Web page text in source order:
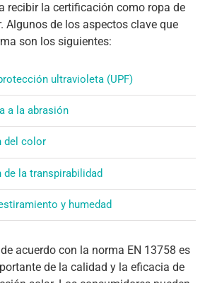
recibir la certificación como ropa de
Algunos de los aspectos clave que
son los siguientes:
ultravioleta (UPF)
a la abrasión
del color
de la transpirabilidad
y humedad
acuerdo con la norma EN 13758 es
de la calidad y la eficacia de